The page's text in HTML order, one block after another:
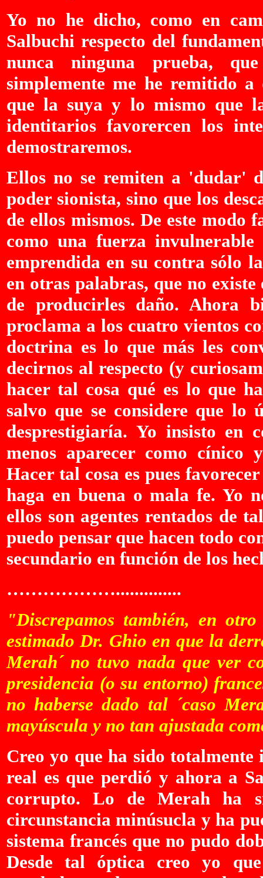
Yo no he dicho, como en
Salbuchi respecto del
nunca ninguna prueba,
simplemente me he remitido
que la suya y lo mismo que
identitarios favorercen los
demostraremos.
Ellos no se remiten a 'dudar'
poder sionista, sino que los
de ellos mismos. De este modo
como una fuerza
emprendida en su contra sólo
en otras palabras, que no
de producirles daño. Ahora
proclama a los cuatro vientos
doctrina es lo que más les
decirnos al respecto (y
hacer tal cosa qué es lo que
salvo que se considere que lo
desprestigiaría. Yo insisto en
menos aparecer como
Hacer tal cosa es pues
haga en buena o mala fe. Yo
ellos son agentes rentados de
puedo pensar que hacen todo
secundario en función de los
………………..............
"Discrepamos también, en
estimado Dr. Ghio en que la
Merah´ no tuvo nada que ver
presidencia (o su entorno)
no haberse dado tal ´caso
mayúscula y no tan ajustada
Creo yo que ha sido totalmente
real es que perdió y ahora a
corrupto. Lo de Merah ha
circunstancia minúsucla y ha
sistema francés que no pudo
Desde tal óptica creo yo